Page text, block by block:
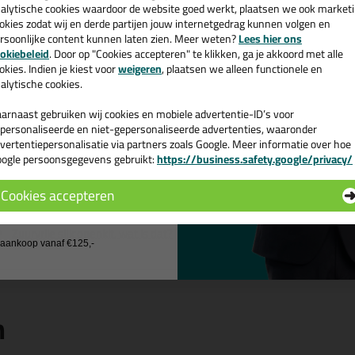
je kit in een specifieke kleur? Gevonden! Deze sanitairkit Ottoseal
toepassingen. Een duurzame en veelzijdige kit welke
met gegarandeerd een topresultaat. Bestel de Ottoseal S100
besteld = morgen in huis.
je meer weten over de toepassing en kenmerken van dit product?
& tricks voor Ottoseal S100 300ml
volgende blogs wordt dit product gebruikt:
De badkamer kitten? Lees hier hoe!
Welke Otto primer heb ik nodig?
Welke soorten kitten zijn er?
Zuurvrije siliconenkit, wat is dat?
cookies waardoor de website goed werkt, plaatsen we ook
zodat wij en derde partijen jouw internetgedrag kunnen volgen en
content kunnen laten zien. Meer weten?Lees hier ons
. Door op "Cookies accepteren" te klikken, ga je akkoord met alle
Indien je kiest voorweigeren, plaatsen we alleen functionele en
cookies.
gebruiken wij cookies en mobiele advertentie-ID’s voor
en niet-gepersonaliseerde advertenties, waaronder
via partners zoals Google. Meer informatie over hoe
persoonsgegevens gebruikt:https://business.safety.google/privacy/
Cookies accepteren
en ontvang een
€35,-bij je eerste bestelling!
de actiecode ›
geen cadeau
vanaf €125,-